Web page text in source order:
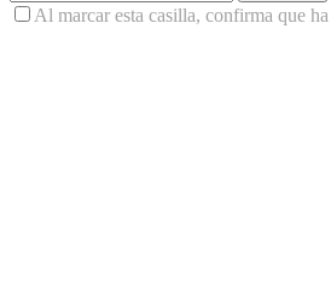
Al marcar esta casilla, confirma que